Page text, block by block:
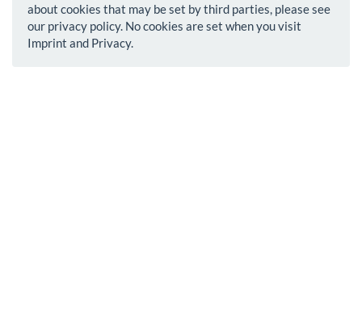
about cookies that may be set by third parties, please see
our privacy policy. No cookies are set when you visit
Imprint and Privacy.